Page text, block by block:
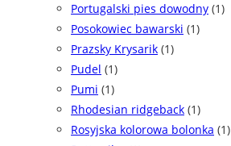
Portugalski pies dowodny (1)
Posokowiec bawarski (1)
Prazsky Krysarik (1)
Pudel (1)
Pumi (1)
Rhodesian ridgeback (1)
Rosyjska kolorowa bolonka (1)